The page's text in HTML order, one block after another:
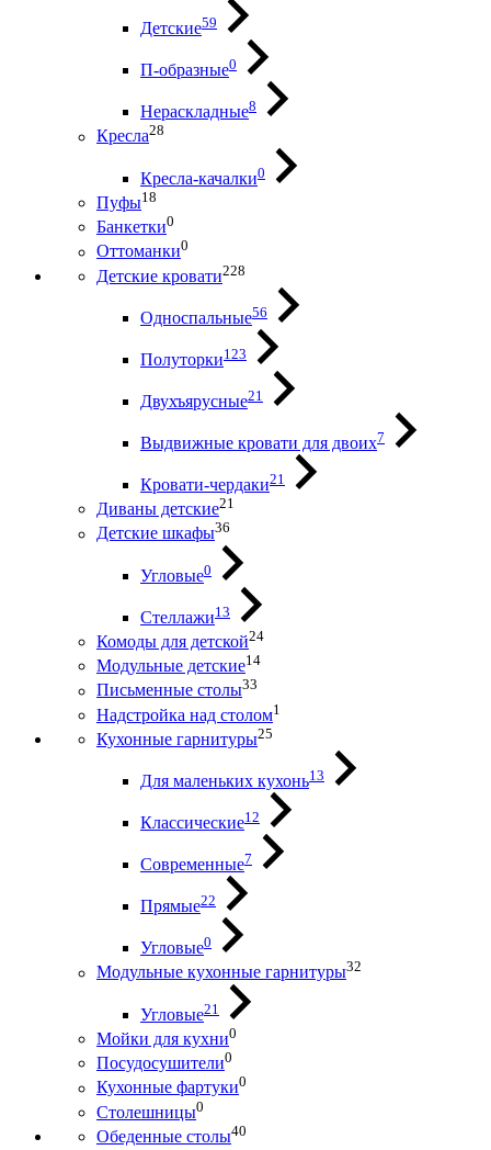
Детские59
П-образные0
Нераскладные8
Кресла28
Кресла-качалки0
Пуфы18
Банкетки0
Оттоманки0
Детские кровати228
Односпальные56
Полуторки123
Двухъярусные21
Выдвижные кровати для двоих7
Кровати-чердаки21
Диваны детские21
Детские шкафы36
Угловые0
Стеллажи13
Комоды для детской24
Модульные детские14
Письменные столы33
Надстройка над столом1
Кухонные гарнитуры25
Для маленьких кухонь13
Классические12
Современные7
Прямые22
Угловые0
Модульные кухонные гарнитуры32
Угловые21
Мойки для кухни0
Посудосушители0
Кухонные фартуки0
Столешницы0
Обеденные столы40